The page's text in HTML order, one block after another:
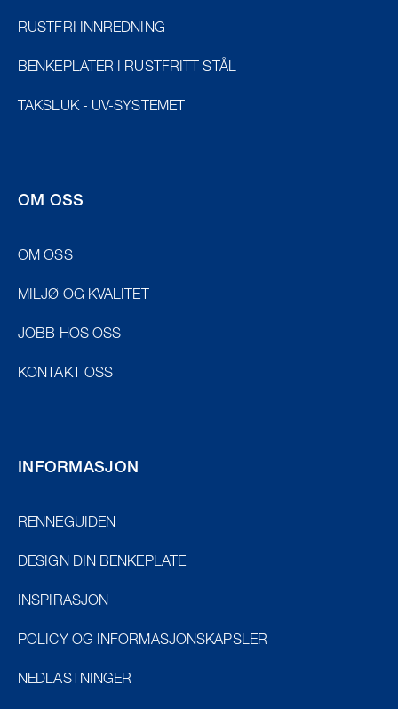
RUSTFRI INNREDNING
BENKEPLATER I RUSTFRITT STÅL
TAKSLUK - UV-SYSTEMET
OM OSS
OM OSS
MILJØ OG KVALITET
JOBB HOS OSS
KONTAKT OSS
INFORMASJON
RENNEGUIDEN
DESIGN DIN BENKEPLATE
INSPIRASJON
POLICY OG INFORMASJONSKAPSLER
NEDLASTNINGER